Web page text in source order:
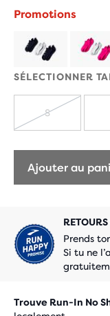
nouvelles
couleurs
Promotions
SÉLECTIONNER
S
Ajouter au
Prends
Si tu ne
Trouve Run-In No